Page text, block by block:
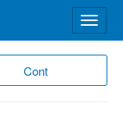
Cont
meniu